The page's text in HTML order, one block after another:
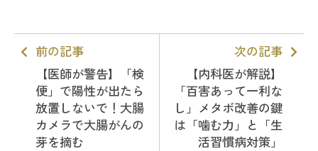
前の記事
【医師が警告】「検
便」で陽性が出たら
放置しないで！大腸
カメラで大腸がんの
芽を摘む
次の記事
【内科医が解説】
「百害あって一利な
し」メタボ改善の鍵
は「噛む力」と「生
活習慣病対策」